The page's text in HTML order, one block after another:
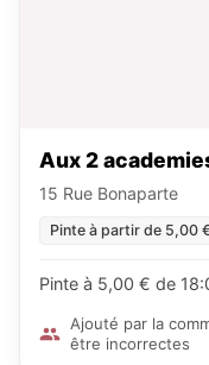
Aux 2
15 Rue Bonaparte
Pinte à partir de 5,00
Pinte à 5,00 € de
Ajouté par la
être incorrectes